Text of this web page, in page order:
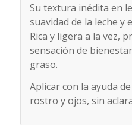
Su textura inédita en
suavidad de la leche y
Rica y ligera a la vez,
sensación de
graso.
Aplicar con la ayuda
rostro y ojos, sin